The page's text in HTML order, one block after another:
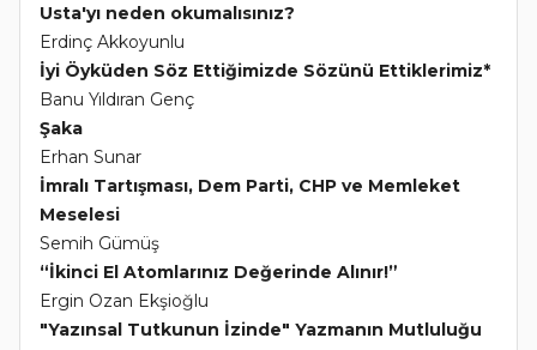
Usta'yı neden okumalısınız?
Erdinç Akkoyunlu
İyi Öyküden Söz Ettiğimizde Sözünü Ettiklerimiz*
Banu Yıldıran Genç
Şaka
Erhan Sunar
İmralı Tartışması, Dem Parti, CHP ve Memleket
Meselesi
Semih Gümüş
“İkinci El Atomlarınız Değerinde Alınır!”
Ergin Ozan Ekşioğlu
"Yazınsal Tutkunun İzinde" Yazmanın Mutluluğu